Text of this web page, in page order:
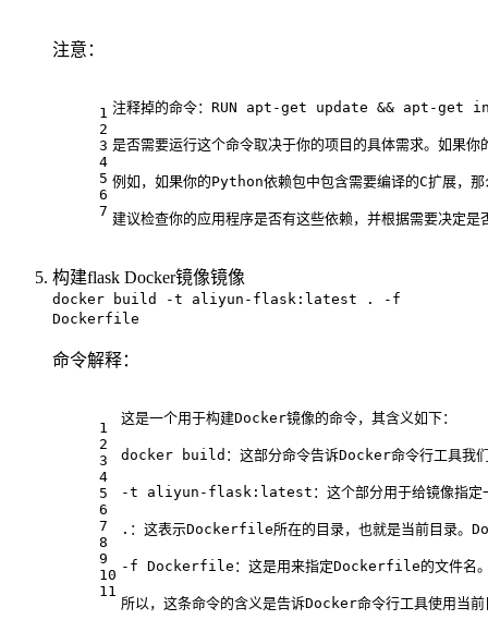
注意：
1
2
3
4
5
6
7
注释掉的命令：RUN apt-get update && apt-get
是否需要运行这个命令取决于你的项目的具体需求。如果
例如，如果你的Python依赖包中包含需要编译的C扩展
建议检查你的应用程序是否有这些依赖，并根据需要决定是
构建flask Docker镜像镜像
docker build -t aliyun-flask:latest . -f
Dockerfile
命令解释：
1
2
3
4
5
6
7
8
9
10
11
这是一个用于构建Docker镜像的命令，其含义如下：
docker build：这部分命令告诉Docker命令行工具我们
-t aliyun-flask:latest：这个部分用于给镜像指定一
.：这表示Dockerfile所在的目录，也就是当前目录。
-f Dockerfile：这是用来指定Dockerfile的文件名。
所以，这条命令的含义是告诉Docker命令行工具使